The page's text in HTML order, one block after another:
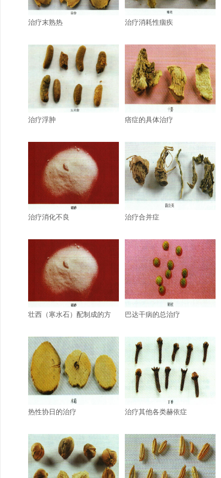
治疗末熟热 治疗消耗性痼疾
治疗浮肿 痞症的具体治疗
治疗消化不良 治疗合并症
壮西（寒水石）配制成的方 巴达干病的总治疗
热性协日的治疗 治疗其他各类赫依症